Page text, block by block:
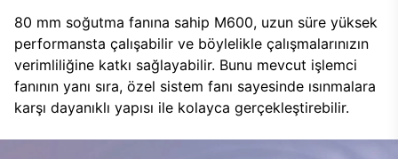
80 mm soğutma fanına sahip M600, uzun süre yüksek
performansta çalışabilir ve böylelikle çalışmalarınızın
verimliliğine katkı sağlayabilir. Bunu mevcut işlemci
fanının yanı sıra, özel sistem fanı sayesinde ısınmalara
karşı dayanıklı yapısı ile kolayca gerçekleştirebilir.